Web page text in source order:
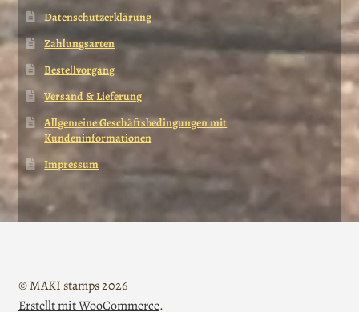
Datenschutzerklärung
Zahlungsarten
Bestellvorgang
Versand & Lieferung
Allgemeine Geschäftsbedingungen mit
Kundeninformationen
Impressum
© MAKI stamps 2026
Erstellt mit WooCommerce.